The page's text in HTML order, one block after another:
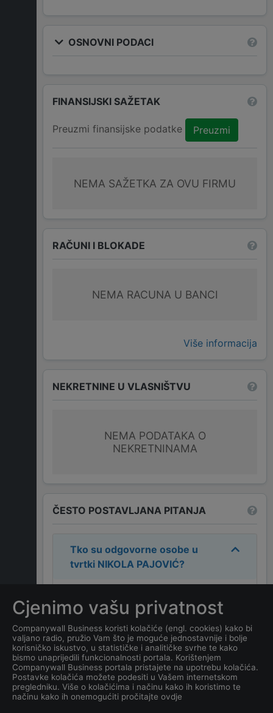
OSNOVNI PODACI
FINANSIJSKI SAŽETAK
Preuzmi finansijske podatke Preuzmi
NEMA SAŽETKA ZA OVU FIRMU
RAČUNI I BLOKADE
NEMA RACUNA U BANCI
Više informacija
NEKRETNINE U VLASNIŠTVU
NEMA PODATAKA O
NEKRETNINAMA
ČESTO POSTAVLJANA PITANJA
Tko su odgovorne osobe u
tvrtki NIKOLA PAJOVIĆ?
NIKOLA PAJOVIĆ.
Koja je adresa tvrtke NIKOLA
PAJOVIĆ?
Koji je datum osnivanja
tvrtkeNIKOLA PAJOVIĆ
Cjenimo vašu privatnost
Companywall Business koristi kolačiće (engl. cookies) kako bi
valjano radio, pružio Vam što je moguće jednostavnije i bolje
korisničko iskustvo, u statističke i analitičke svrhe te kako
bismo unaprijedili funkcionalnosti portala. Korištenjem
Companywall Business portala pristajete na upotrebu kolačića.
Postavke kolačića možete podesiti u Vašem internetskom
pregledniku. Više o kolačićima i načinu kako ih koristimo te
načinu kako ih onemogućiti pročitajte ovdje